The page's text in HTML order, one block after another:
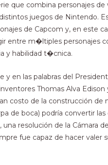
que combina personajes
juegos de Nintendo.
de Capcom y, en este
entre m�ltiples personajes
y habilidad t�cnica.
en las palabras del
Thomas Alva Edison
costo de la construcción de
de boca) podría convertir
resolución de la Cámara
fue capaz de hacer valer